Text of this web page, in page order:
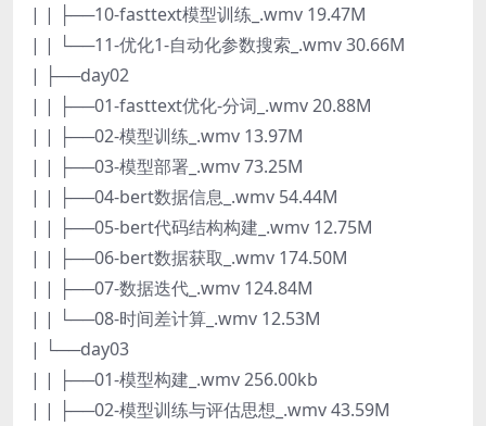
| | ├──10-fasttext模型训练_.wmv 19.47M
| | └──11-优化1-自动化参数搜索_.wmv 30.66M
| ├──day02
| | ├──01-fasttext优化-分词_.wmv 20.88M
| | ├──02-模型训练_.wmv 13.97M
| | ├──03-模型部署_.wmv 73.25M
| | ├──04-bert数据信息_.wmv 54.44M
| | ├──05-bert代码结构构建_.wmv 12.75M
| | ├──06-bert数据获取_.wmv 174.50M
| | ├──07-数据迭代_.wmv 124.84M
| | └──08-时间差计算_.wmv 12.53M
| └──day03
| | ├──01-模型构建_.wmv 256.00kb
| | ├──02-模型训练与评估思想_.wmv 43.59M